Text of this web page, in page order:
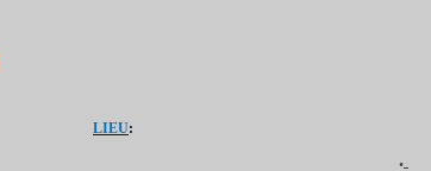
LIEU:
.